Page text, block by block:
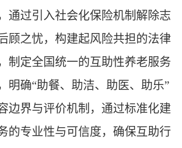
通过引入社会化保险机制解除志
顾之忧，构建起风险共担的法律
制定全国统一的互助性养老服务
明确“助餐、助洁、助医、助乐”
边界与评价机制，通过标准化建
的专业性与可信度，确保互助行